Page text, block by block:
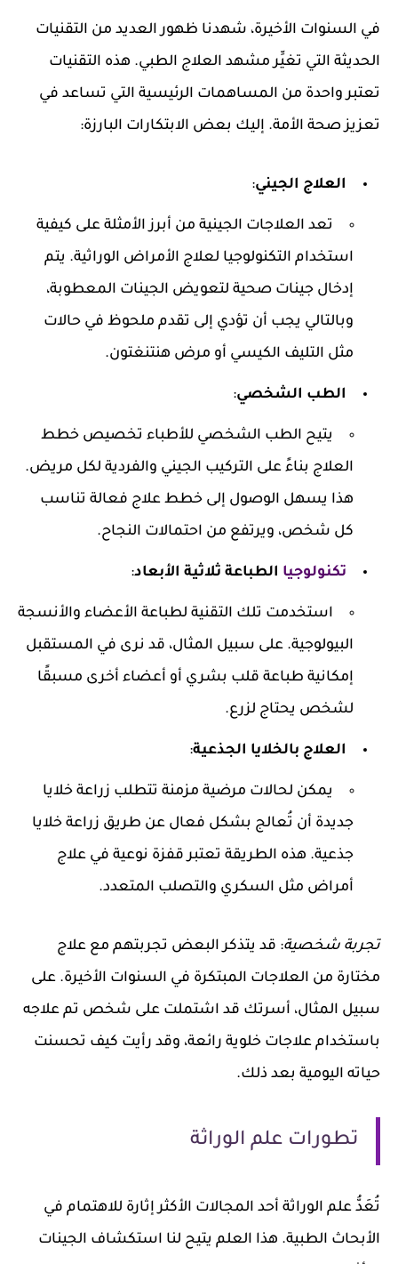
في السنوات الأخيرة، شهدنا ظهور العديد من التقنيات
الحديثة التي تغيِّر مشهد العلاج الطبي. هذه التقنيات
تعتبر واحدة من المساهمات الرئيسية التي تساعد في
تعزيز صحة الأمة. إليك بعض الابتكارات البارزة:
العلاج الجيني:
تعد العلاجات الجينية من أبرز الأمثلة على كيفية
استخدام التكنولوجيا لعلاج الأمراض الوراثية. يتم
إدخال جينات صحية لتعويض الجينات المعطوبة،
وبالتالي يجب أن تؤدي إلى تقدم ملحوظ في حالات
مثل التليف الكيسي أو مرض هنتنغتون.
الطب الشخصي:
يتيح الطب الشخصي للأطباء تخصيص خطط
العلاج بناءً على التركيب الجيني والفردية لكل مريض.
هذا يسهل الوصول إلى خطط علاج فعالة تناسب
كل شخص، ويرتفع من احتمالات النجاح.
تكنولوجيا الطباعة ثلاثية الأبعاد:
استخدمت تلك التقنية لطباعة الأعضاء والأنسجة
البيولوجية. على سبيل المثال، قد نرى في المستقبل
إمكانية طباعة قلب بشري أو أعضاء أخرى مسبقًا
لشخص يحتاج لزرع.
العلاج بالخلايا الجذعية:
يمكن لحالات مرضية مزمنة تتطلب زراعة خلايا
جديدة أن تُعالج بشكل فعال عن طريق زراعة خلايا
جذعية. هذه الطريقة تعتبر قفزة نوعية في علاج
أمراض مثل السكري والتصلب المتعدد.
تجربة شخصية: قد يتذكر البعض تجربتهم مع علاج
مختارة من العلاجات المبتكرة في السنوات الأخيرة. على
سبيل المثال، أسرتك قد اشتملت على شخص تم علاجه
باستخدام علاجات خلوية رائعة، وقد رأيت كيف تحسنت
حياته اليومية بعد ذلك.
تطورات علم الوراثة
تُعَدُّ علم الوراثة أحد المجالات الأكثر إثارة للاهتمام في
الأبحاث الطبية. هذا العلم يتيح لنا استكشاف الجينات